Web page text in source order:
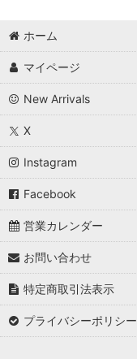
ホーム
マイページ
New Arrivals
X
Instagram
Facebook
営業カレンダー
お問い合わせ
特定商取引法表示
プライバシーポリシー